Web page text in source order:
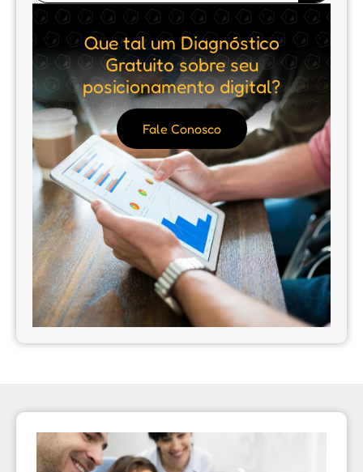
Que tal um Diagnóstico
Gratuito sobre seu
posicionamento digital?
Fale Conosco